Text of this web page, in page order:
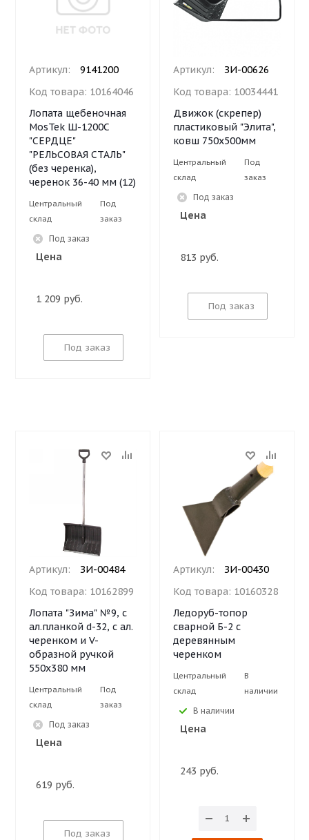
Артикул:
9141200
Код товара: 10164046
Лопата щебеночная
MosTek Ш-1200С
"СЕРДЦЕ"
"РЕЛЬСОВАЯ СТАЛЬ"
(без черенка),
черенок 36-40 мм (12)
Центральный
склад
Под
заказ
Под заказ
Цена
1 209 руб.
Под заказ
Артикул:
ЗИ-00626
Код товара: 10034441
Движок (скрепер)
пластиковый "Элита",
ковш 750х500мм
Центральный
склад
Под
заказ
Под заказ
Цена
813 руб.
Под заказ
Артикул:
ЗИ-00484
Код товара: 10162899
Лопата "Зима" №9, с
ал.планкой d-32, с ал.
черенком и V-
образной ручкой
550х380 мм
Центральный
склад
Под
заказ
Под заказ
Цена
619 руб.
Под заказ
Артикул:
ЗИ-00430
Код товара: 10160328
Ледоруб-топор
сварной Б-2 с
деревянным
черенком
Центральный
склад
В
наличии
В наличии
Цена
243 руб.